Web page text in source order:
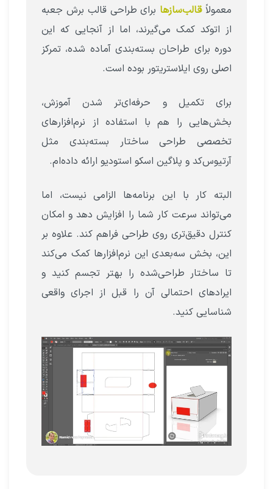
معمولاًقالب‌سازها برای طراحی قالب برش جعبه
از اتوکد کمک می‌گیرند، اما از آنجایی که این
دوره برای طراحان بسته‌بندی آماده شده، تمرکز
اصلی روی ایلاستریتور بوده است.
برای تکمیل و حرفه‌ای‌تر شدن آموزش،
بخش‌هایی را هم با استفاده از نرم‌افزارهای
تخصصی طراحی ساختار بسته‌بندی مثل
آرتیوس‌کد و پلاگین اسکو استودیو ارائه داده‌ام.
البته کار با این برنامه‌ها الزامی نیست، اما
می‌تواند سرعت کار شما را افزایش دهد و امکان
کنترل دقیق‌تری روی طراحی فراهم کند. علاوه بر
این، بخش سه‌بعدی این نرم‌افزارها کمک می‌کند
تا ساختار طراحی‌شده را بهتر تجسم کنید و
ایرادهای احتمالی آن را قبل از اجرای واقعی
شناسایی کنید.